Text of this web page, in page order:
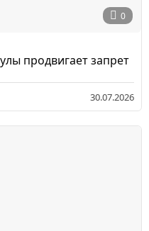
0
продвигает запрет
30.07.2026